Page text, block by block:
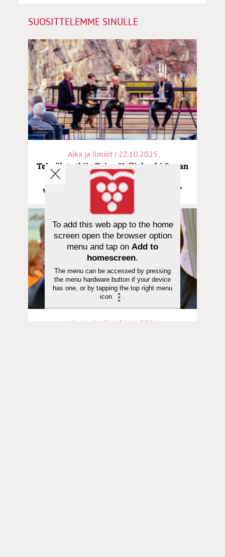
SUOSITTELEMME SINULLE
Aika ja ilmiöt | 22.10.2025
Tekoälytutkija Taina Kalliokoski Sanan
80-vuotisjuhlapaneelissa: ”Tekoäly
vinouttaa käsityksen, mikä on totta”
Aika ja ilmiöt | 21.11.2024
To add this web app to the home
screen open the browser option
menu and tap on Add to
homescreen.
The menu can be accessed by pressing
the menu hardware button if your device
has one, or by tapping the top right menu
icon
.